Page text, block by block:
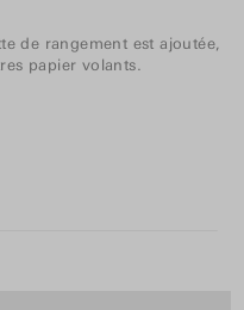
de rangement est ajoutée,
papier volants.